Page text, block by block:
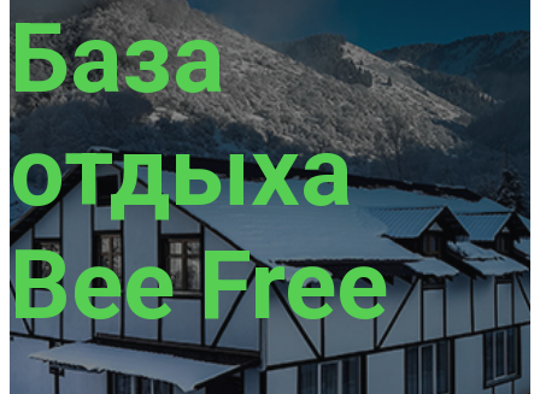
База
отдыха
Вee Free